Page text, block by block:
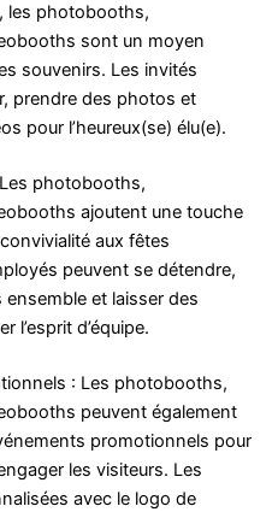
les photobooths,
sont un moyen
souvenirs. Les invités
prendre des photos et
pour l’heureux(se) élu(e).
photobooths,
ajoutent une touche
aux fêtes
peuvent se détendre,
et laisser des
l’esprit d’équipe.
: Les photobooths,
peuvent également
promotionnels pour
les visiteurs. Les
avec le logo de